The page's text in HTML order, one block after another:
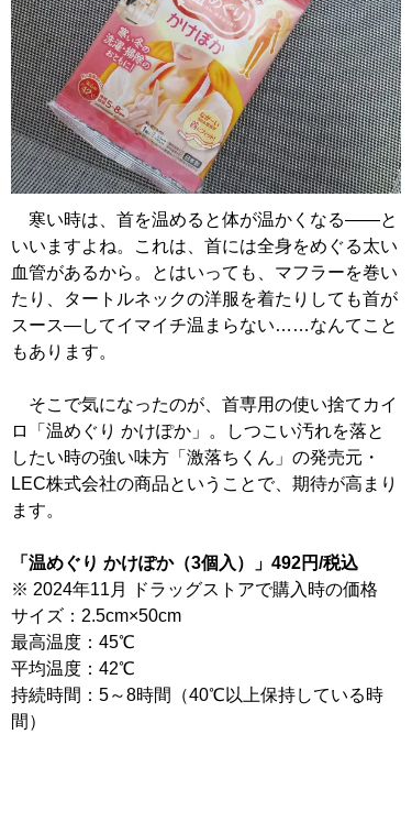
寒い時は、首を温めると体が温かくなる――と
いいますよね。これは、首には全身をめぐる太い
血管があるから。とはいっても、マフラーを巻い
たり、タートルネックの洋服を着たりしても首が
スース―してイマイチ温まらない……なんてこと
もあります。
そこで気になったのが、首専用の使い捨てカイ
ロ「温めぐり かけぽか」。しつこい汚れを落と
したい時の強い味方「激落ちくん」の発売元・
LEC株式会社の商品ということで、期待が高まり
ます。
「温めぐり かけぽか（3個入）」492円/税込
※ 2024年11月 ドラッグストアで購入時の価格
サイズ：2.5cm×50cm
最高温度：45℃
平均温度：42℃
持続時間：5～8時間（40℃以上保持している時
間）